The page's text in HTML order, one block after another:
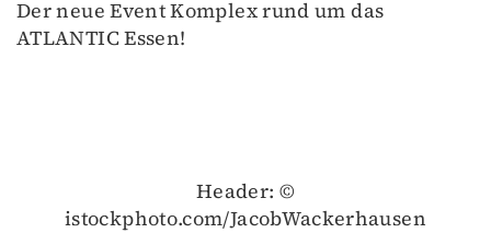
Der neue Event Komplex rund um das
ATLANTIC Essen!
Header: ©
istockphoto.com/JacobWackerhausen